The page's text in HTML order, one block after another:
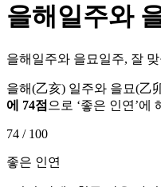
을해일주와
을해일주와 을묘일주, 잘
을해(乙亥) 일주와 을묘(乙
에 74점 으로 ‘좋은 인연 ’에
74 / 100
좋은 인연